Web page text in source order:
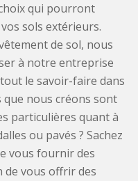
qui pourront
sols extérieurs.
de sol, nous
à notre entreprise
le savoir-faire dans
nous créons sont
particulières quant à
ou pavés ? Sachez
vous fournir des
de vous offrir des